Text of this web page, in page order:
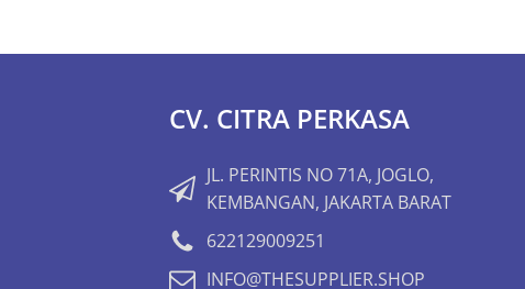
CV. CITRA PERKASA
JL. PERINTIS NO 71A, JOGLO,
KEMBANGAN, JAKARTA BARAT
622129009251
INFO@THESUPPLIER.SHOP